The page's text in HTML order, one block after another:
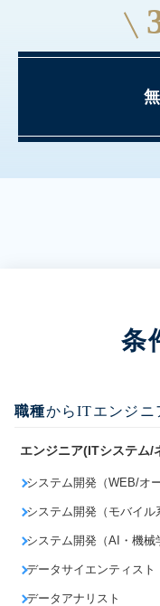
条
職種からITエンジニ
エンジニア(ITシステム/
システム開発（WEB/オ
システム開発（モバイル
システム開発（AI・機械
データサイエンティスト
データアナリスト